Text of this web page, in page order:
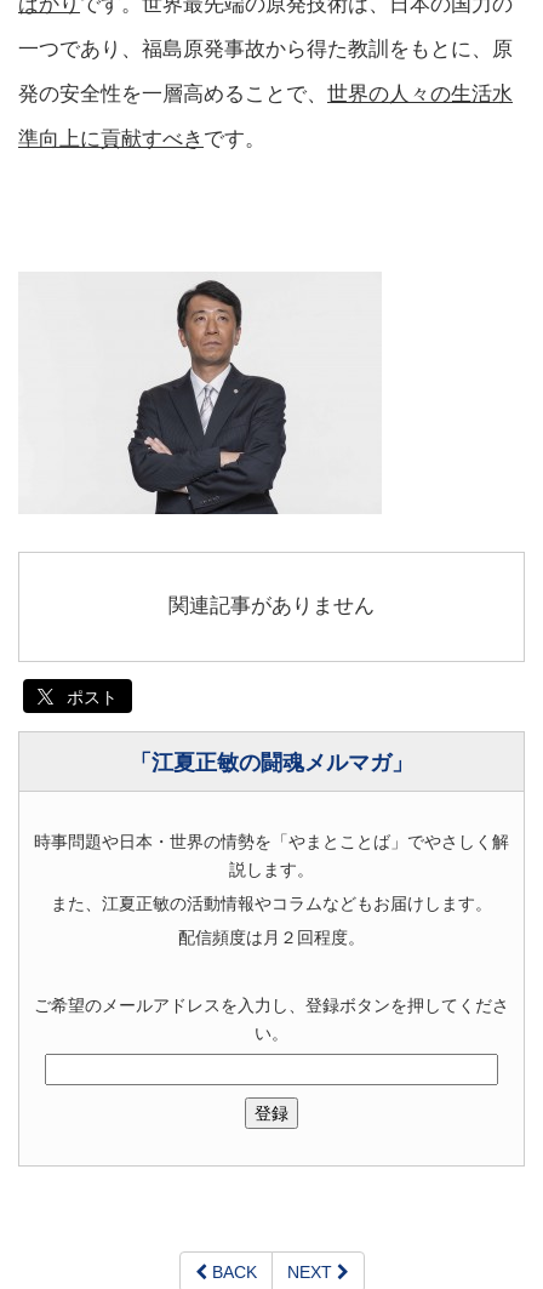
一つであり、福島原発事故から得た教訓をもとに、原
発の安全性を一層高めることで、 世界の人々の生活水
準向上に貢献すべき です。
関連記事がありません
ポスト
「江夏正敏の闘魂メルマガ」
時事問題や日本・世界の情勢を「やまとことば」でやさしく解
説します。
また、江夏正敏の活動情報やコラムなどもお届けします。
配信頻度は月２回程度。
ご希望のメールアドレスを入力し、登録ボタンを押してくださ
い。
BACK NEXT